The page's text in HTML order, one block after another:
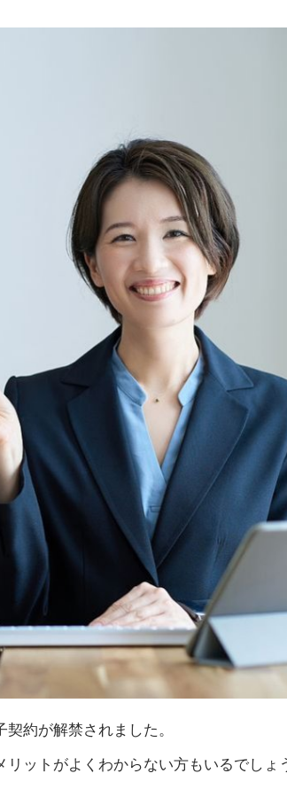
約が解禁されました。
ットがよくわからない方もいるでしょ